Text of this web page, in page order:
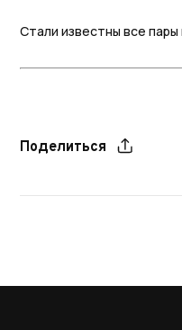
Стали известны все
Поделиться